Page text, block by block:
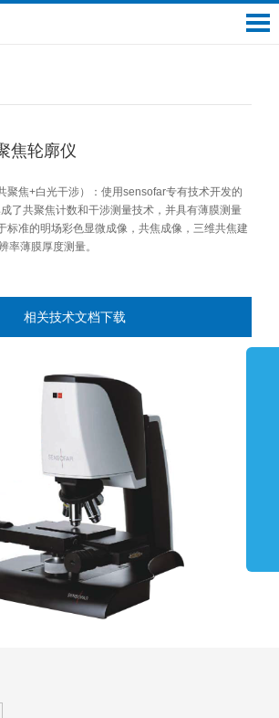
焦轮廓仪
聚焦+白光干涉）：使用sensofar专有技术开发的
了共聚焦计数和干涉测量技术，并具有薄膜测量
标准的明场彩色显微成像，共焦成像，三维共焦建
率薄膜厚度测量。
相关技术文档下载